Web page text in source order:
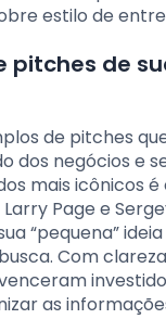
estilo de
pitches de
de pitches
dos negócios e
mais icônicos é
Page e
“pequena”
Com
as